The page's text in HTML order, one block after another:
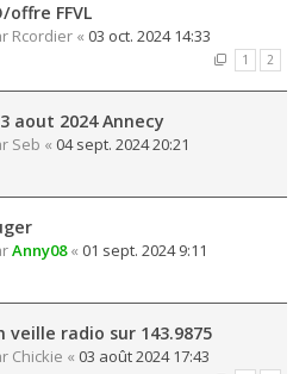
offre FFVL
Rcordier « 03 oct. 2024 14:33
1 2
aout 2024 Annecy
Seb « 04 sept. 2024 20:21
Anny08« 01 sept. 2024 9:11
radio sur 143.9875
Chickie « 03 août 2024 17:43